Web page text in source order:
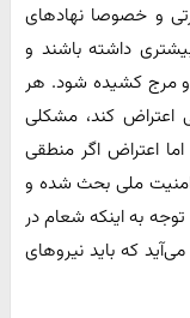
و خصوصا نهادهای
داشته باشند و
و مرج کشیده شود. هر
کند، مشکلی
اعتراض اگر منطقی
امنیت ملی بحث شده و
توجه به اینکه شعام در
که باید نیروهای